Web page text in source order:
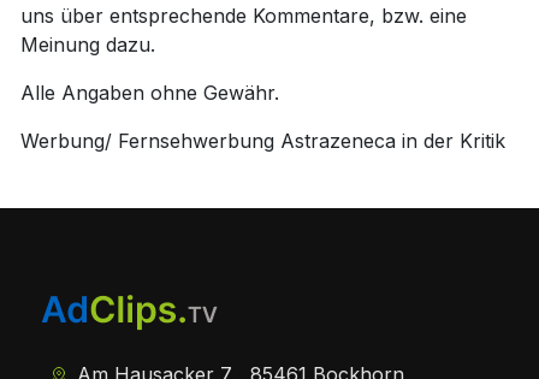
uns über entsprechende Kommentare, bzw. eine
Meinung dazu.
Alle Angaben ohne Gewähr.
Werbung/ Fernsehwerbung Astrazeneca in der Kritik
Am Hausacker 7 , 85461 Bockhorn